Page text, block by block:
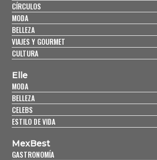
CÍRCULOS
MODA
BELLEZA
VIAJES Y GOURMET
CULTURA
Elle
MODA
BELLEZA
CELEBS
ESTILO DE VIDA
MexBest
GASTRONOMÍA